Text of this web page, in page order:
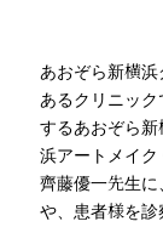
あおぞら新横
あるクリニッ
するあおぞら
浜アートメイ
齊藤優一先生
や、患者様を